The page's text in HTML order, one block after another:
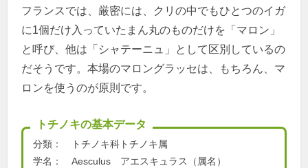
フランスでは、厳密には、クリの中でもひとつのイガ
に1個だけ入っていたまん丸のものだけを「マロン」
と呼び、他は「シャテーニュ」として区別しているの
だそうです。本場のマロングラッセは、もちろん、マ
ロンを使うのが原則です。
トチノキの基本データ
分類： トチノキ科トチノキ属
学名： Aesculus アエスキュラス（属名）